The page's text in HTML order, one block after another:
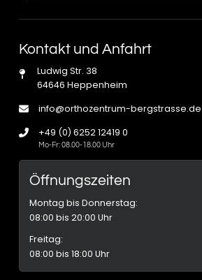
Kontakt und Anfahrt
Ludwig Str. 38
64646 Heppenheim
info@orthozentrum-bergstrasse.de
+49 (0) 6252 12419 0
Mo-Fr: 08.00-18.00 Uhr
Öffnungszeiten
Montag bis Donnerstag:
08:00 bis 20:00 Uhr
Freitag:
08:00 bis 18:00 Uhr